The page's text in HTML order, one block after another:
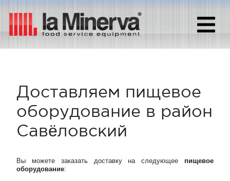
Доставляем пищевое
оборудование в район
Савёловский
Вы можете заказать доставку на следующее пищевое
оборудование: